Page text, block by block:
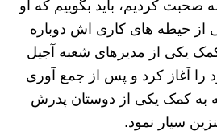
کردیم، باید بگوییم که او
حیطه های کاری اش دوباره
یکی از مدیرهای شعبه آجیل
را آغاز کرد و پس از جمع آوری
به کمک یکی از دوستان پدرش
سیار نمود.